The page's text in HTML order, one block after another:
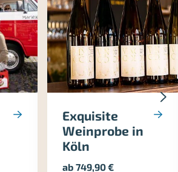
Exquisite
Weinprobe in
Köln
ab749,90€